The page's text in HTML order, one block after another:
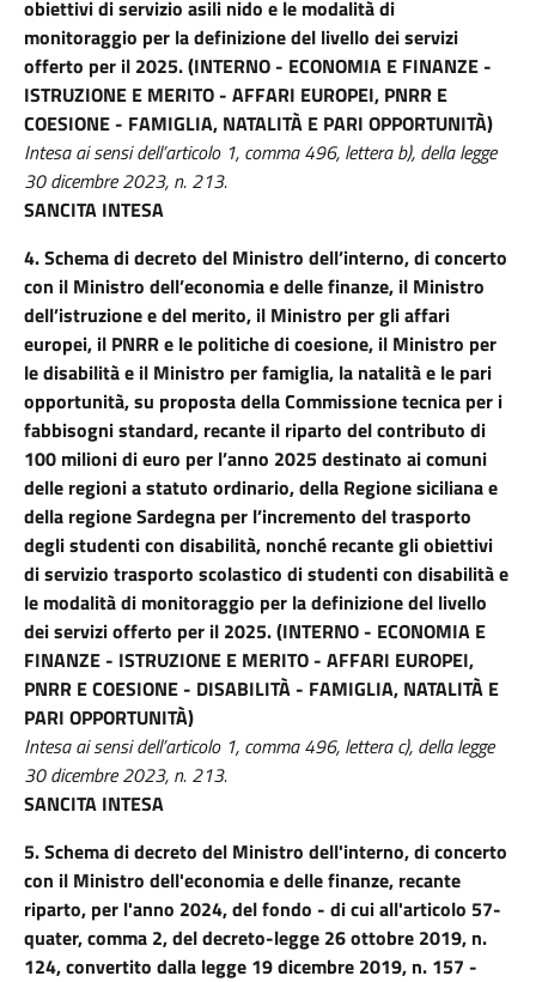
obiettivi di servizio asili nido e le modalità di
monitoraggio per la definizione del livello dei servizi
offerto per il 2025. (INTERNO - ECONOMIA E FINANZE -
ISTRUZIONE E MERITO - AFFARI EUROPEI, PNRR E
COESIONE - FAMIGLIA, NATALITÀ E PARI OPPORTUNITÀ)
Intesa ai sensi dell’articolo 1, comma 496, lettera b), della legge
30 dicembre 2023, n. 213.
SANCITA INTESA
4.Schema di decreto del Ministro dell’interno, di concerto
con il Ministro dell’economia e delle finanze, il Ministro
dell’istruzione e del merito, il Ministro per gli affari
europei, il PNRR e le politiche di coesione, il Ministro per
le disabilità e il Ministro per famiglia, la natalità e le pari
opportunità, su proposta della Commissione tecnica per i
fabbisogni standard, recante il riparto del contributo di
100 milioni di euro per l’anno 2025 destinato ai comuni
delle regioni a statuto ordinario, della Regione siciliana e
della regione Sardegna per l’incremento del trasporto
degli studenti con disabilità, nonché recante gli obiettivi
di servizio trasporto scolastico di studenti con disabilità e
le modalità di monitoraggio per la definizione del livello
dei servizi offerto per il 2025. (INTERNO - ECONOMIA E
FINANZE - ISTRUZIONE E MERITO - AFFARI EUROPEI,
PNRR E COESIONE - DISABILITÀ - FAMIGLIA, NATALITÀ E
PARI OPPORTUNITÀ)
Intesa ai sensi dell’articolo 1, comma 496, lettera c), della legge
30 dicembre 2023, n. 213.
SANCITA INTESA
5.Schema di decreto del Ministro dell'interno, di concerto
con il Ministro dell'economia e delle finanze, recante
riparto, per l'anno 2024, del fondo - di cui all'articolo 57-
quater, comma 2, del decreto-legge 26 ottobre 2019, n.
124, convertito dalla legge 19 dicembre 2019, n. 157 -